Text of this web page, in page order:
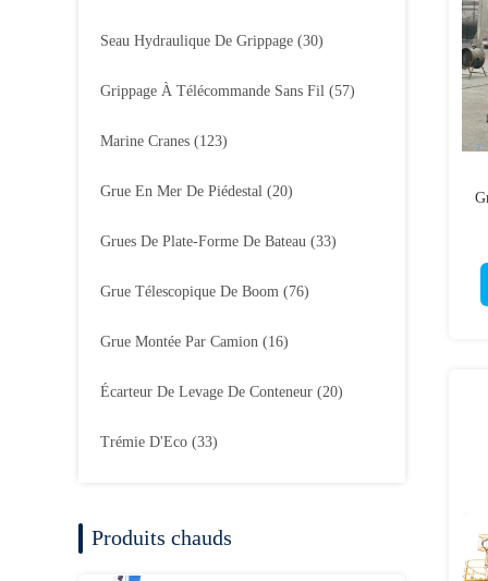
Seau Hydraulique De Grippage (30)
Grippage À Télécommande Sans Fil (57)
Marine Cranes (123)
Grue En Mer De Piédestal (20)
Grues De Plate-Forme De Bateau (33)
Grue Télescopique De Boom (76)
Grue Montée Par Camion (16)
Écarteur De Levage De Conteneur (20)
Trémie D'Eco (33)
Produits chauds